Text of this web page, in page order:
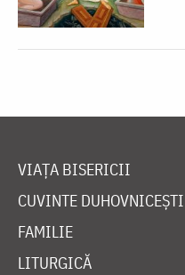
VIAȚA BISERICII
CUVINTE DUHOVNICEȘTI
FAMILIE
LITURGICĂ